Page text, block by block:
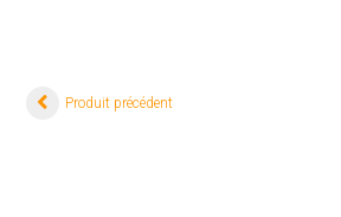
Produit précédent